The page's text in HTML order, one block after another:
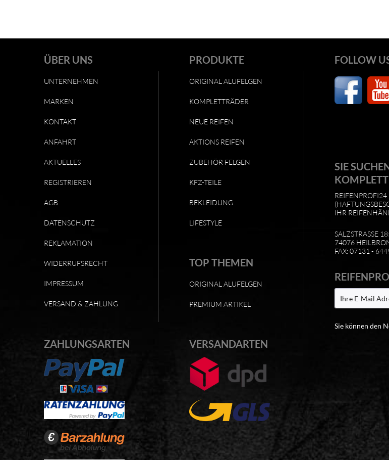
ÜBER UNS
UNTERNEHMEN
MARKEN
KONTAKT
ANFAHRT
AKTUELLES
REGISTRIEREN
AGB
DATENSCHUTZ
REKLAMATION
WIDERRUFSRECHT
IMPRESSUM
VERSAND & ZAHLUNG
PRODUKTE
ORIGINAL ALUFELGEN
KOMPLETTRÄDER
NEUE REIFEN
AKTIONS REIFEN
ZUBEHÖR FELGEN
KFZ-TEILE
BEKLEIDUNG
LIFESTYLE
TOP THEMEN
ORIGINAL ALUFELGEN
PREMIUM ARTIKEL
ZAHLUNGSARTEN VERSANDARTEN
FOLLOW
SIE
REIFENPROFI24
IHR
SALZSTRASSE
74076
FAX: 07131 -
Sie können den